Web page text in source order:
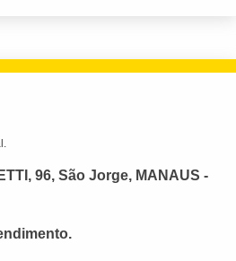
96, São Jorge, MANAUS -